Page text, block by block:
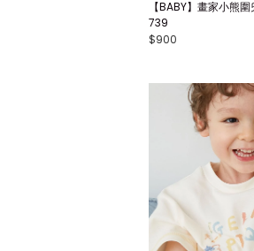
【BABY】畫家小熊
739
$900